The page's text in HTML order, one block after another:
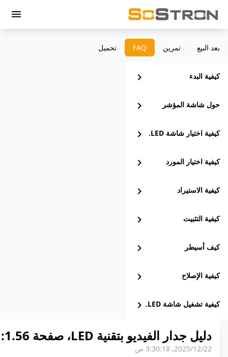
menu
بعد البيع تمرين ‫FAQ تحميل
كيفية البدء chevron_right
حول شاشة المؤشر chevron_right
كيفية اختيار شاشة LED. chevron_right
كيفية اختيار المورد chevron_right
كيفية الاستيراد chevron_right
كيفية التثبيت chevron_right
كيف أسيطر chevron_right
كيفية الإصلاح chevron_right
كيفية تشغيل شاشة LED. chevron_right
دليل جدار الفيديو بتقنية LED، صفحة 1.56: التكلفة وأفضل حالات الاستخدام
22‏/12‏/2025, 3:30:18 ص